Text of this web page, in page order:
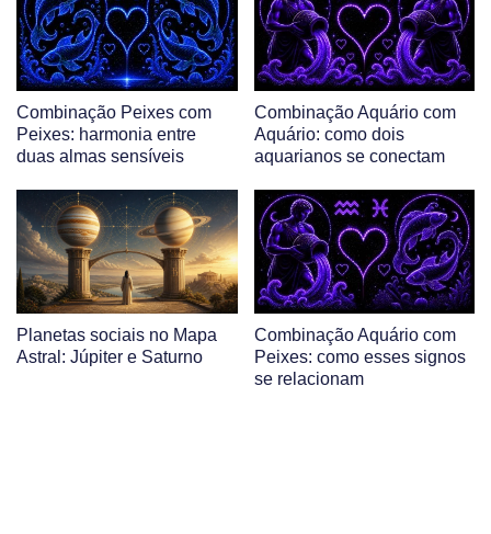
Combinação Peixes com
Peixes: harmonia entre
duas almas sensíveis
Combinação Aquário com
Aquário: como dois
aquarianos se conectam
Planetas sociais no Mapa
Astral: Júpiter e Saturno
Combinação Aquário com
Peixes: como esses signos
se relacionam